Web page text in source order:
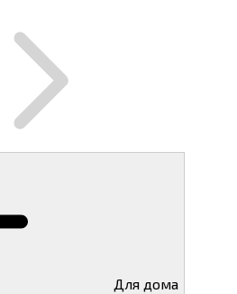
Для дома